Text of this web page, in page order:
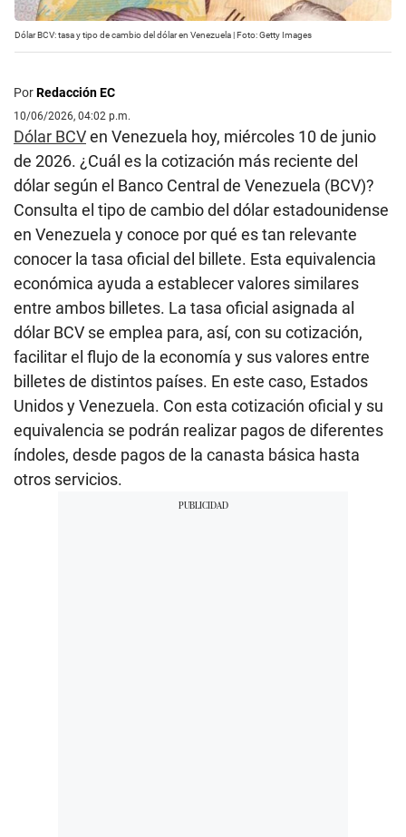
Dólar BCV: tasa y tipo de cambio del dólar en Venezuela | Foto: Getty Images
PorRedacción EC
10/06/2026, 04:02 p.m.
Dólar BCVen Venezuela hoy, miércoles 10 de junio
de 2026. ¿Cuál es la cotización más reciente del
dólar según el Banco Central de Venezuela (BCV)?
Consulta el tipo de cambio del dólar estadounidense
en Venezuela y conoce por qué es tan relevante
conocer la tasa oficial del billete. Esta equivalencia
económica ayuda a establecer valores similares
entre ambos billetes. La tasa oficial asignada al
dólar BCV se emplea para, así, con su cotización,
facilitar el flujo de la economía y sus valores entre
billetes de distintos países. En este caso, Estados
Unidos y Venezuela. Con esta cotización oficial y su
equivalencia se podrán realizar pagos de diferentes
índoles, desde pagos de la canasta básica hasta
otros servicios.